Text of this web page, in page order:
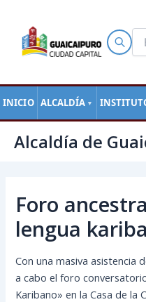
INICIO ALCALDÍA ▼
contenido
Alcaldía de
Foro
lengua
Con una masiva asistencia
a cabo el foro
Karibano» en la Casa de la
de